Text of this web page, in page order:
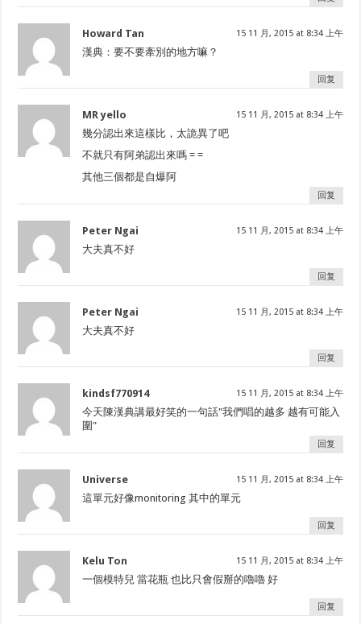
Howard Tan 15 11 月, 2015 at 8:34 上午
漢典：要不要牽別的地方嘛？
回复
MR yello 15 11 月, 2015 at 8:34 上午
幾分認出來這樣比，太詭異了吧
不就只有阿弟認出來嗎 = =
其他三個都是自爆阿
回复
Peter Ngai 15 11 月, 2015 at 8:34 上午
大夫真不好
回复
Peter Ngai 15 11 月, 2015 at 8:34 上午
大夫真不好
回复
kindsf770914 15 11 月, 2015 at 8:34 上午
今天陳漢典講最好笑的一句話"我們唱的越多 越有可能入
圍"
回复
Universe 15 11 月, 2015 at 8:34 上午
這單元好像monitoring 其中的單元
回复
Kelu Ton 15 11 月, 2015 at 8:34 上午
一個模特兒 當花瓶 也比只會假掰的嚕嚕 好
回复